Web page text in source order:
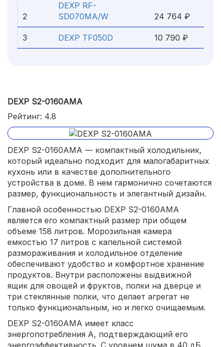
2
DEXP RF-
SD070MA/W
24 764 ₽
3 DEXP TF050D 10 790 ₽
DEXP S2-0160AMA
Рейтинг: 4.8
DEXP S2-0160AMA — компактный холодильник,
который идеально подходит для малогабаритных
кухонь или в качестве дополнительного
устройства в доме. В нем гармонично сочетаются
размер, функциональность и элегантный дизайн.
Главной особенностью DEXP S2-0160AMA
является его компактный размер при общем
объеме 158 литров. Морозильная камера
емкостью 17 литров с капельной системой
размораживания и холодильное отделение
обеспечивают удобство и комфортное хранение
продуктов. Внутри расположены выдвижной
ящик для овощей и фруктов, полки на дверце и
три стеклянные полки, что делает агрегат не
только функциональным, но и легко очищаемым.
DEXP S2-0160AMA имеет класс
энергопотребления A, подтверждающий его
энергоэффективность. С уровнем шума в 40 дБ,